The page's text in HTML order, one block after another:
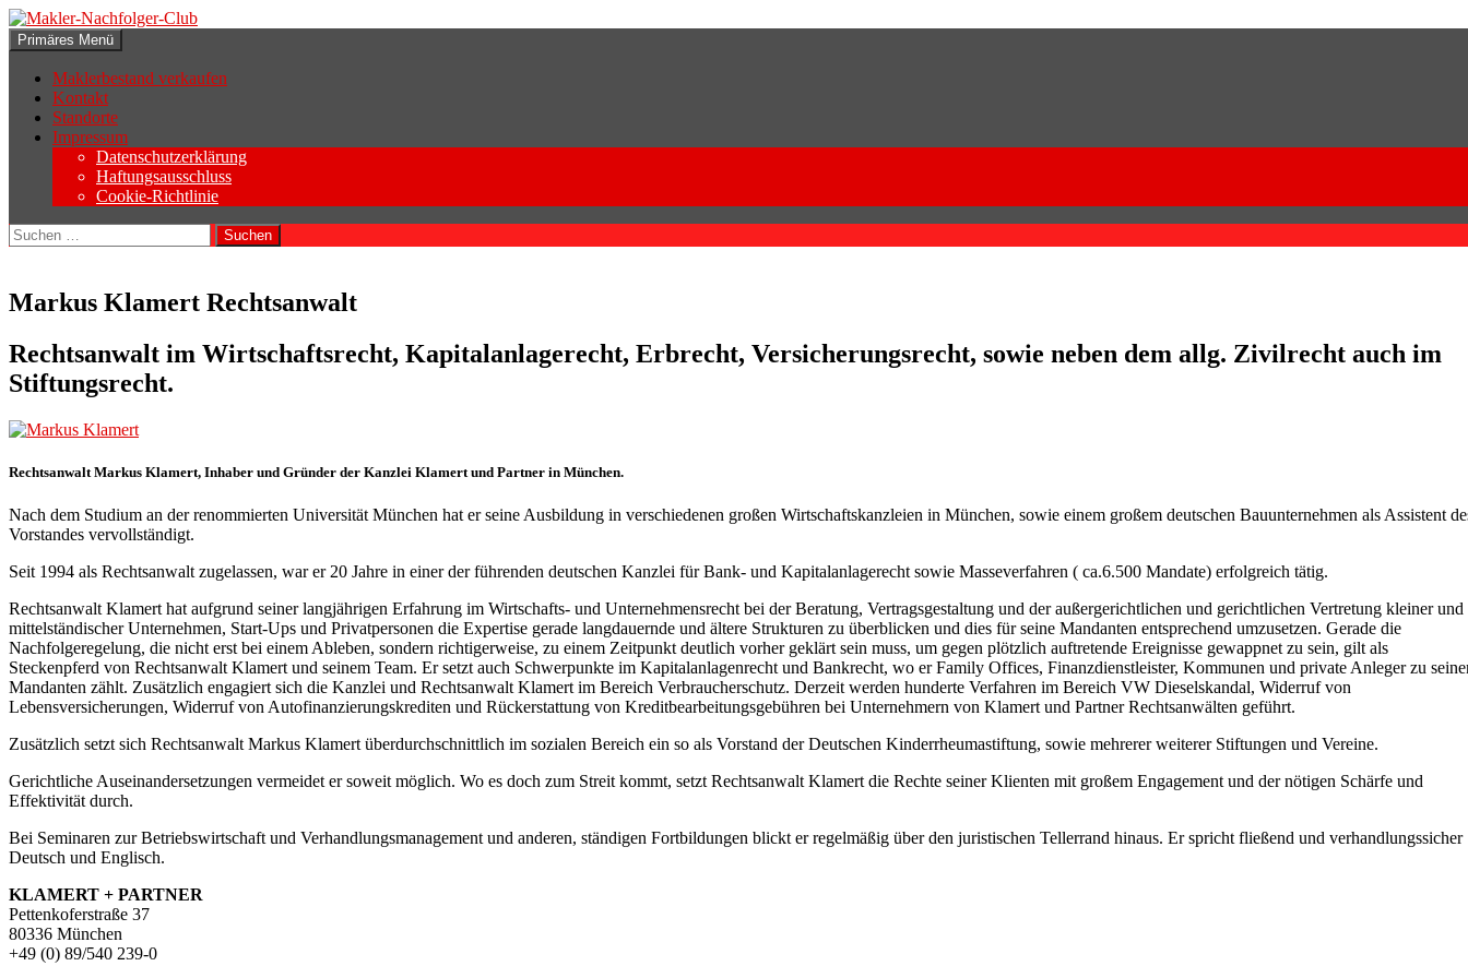
Zum
Inhalt
springen
Makler-Nachfolger-Club
Suchen
Primäres Menü
Maklerbestand verkaufen
Kontakt
Standorte
Impressum
Datenschutzerklärung
Haftungsausschluss
Cookie-Richtlinie
Suchen
nach:
Markus Klamert Rechtsanwalt
Rechtsanwalt im Wirtschaftsrecht, Kapitalanlagerecht, Erbrecht, Versicherungsrecht, sowie neben dem allg. Zivilrecht auch im
Stiftungsrecht.
Rechtsanwalt Markus Klamert, Inhaber und Gründer der Kanzlei Klamert und Partner in München.
Nach dem Studium an der renommierten Universität München hat er seine Ausbildung in verschiedenen großen Wirtschaftskanzleien in München, sowie einem großem deutschen Bauunternehmen als Assistent
Vorstandes vervollständigt.
Seit 1994 als Rechtsanwalt zugelassen, war er 20 Jahre in einer der führenden deutschen Kanzlei für Bank- und Kapitalanlagerecht sowie Masseverfahren ( ca.6.500 Mandate) erfolgreich tätig.
Rechtsanwalt Klamert hat aufgrund seiner langjährigen Erfahrung im Wirtschafts- und Unternehmensrecht bei der Beratung, Vertragsgestaltung und der außergerichtlichen und gerichtlichen Vertretung kleiner und
mittelständischer Unternehmen, Start-Ups und Privatpersonen die Expertise gerade langdauernde und ältere Strukturen zu überblicken und dies für seine Mandanten entsprechend umzusetzen. Gerade die
Nachfolgeregelung, die nicht erst bei einem Ableben, sondern richtigerweise, zu einem Zeitpunkt deutlich vorher geklärt sein muss, um gegen plötzlich auftretende Ereignisse gewappnet zu sein, gilt als
Steckenpferd von Rechtsanwalt Klamert und seinem Team. Er setzt auch Schwerpunkte im Kapitalanlagenrecht und Bankrecht, wo er Family Offices, Finanzdienstleister, Kommunen und private Anleger zu
Mandanten zählt. Zusätzlich engagiert sich die Kanzlei und Rechtsanwalt Klamert im Bereich Verbraucherschutz. Derzeit werden hunderte Verfahren im Bereich VW Dieselskandal, Widerruf von
Lebensversicherungen, Widerruf von Autofinanzierungskrediten und Rückerstattung von Kreditbearbeitungsgebühren bei Unternehmern von Klamert und Partner Rechtsanwälten geführt.
Zusätzlich setzt sich Rechtsanwalt Markus Klamert überdurchschnittlich im sozialen Bereich ein so als Vorstand der Deutschen Kinderrheumastiftung, sowie mehrerer weiterer Stiftungen und Vereine.
Gerichtliche Auseinandersetzungen vermeidet er soweit möglich. Wo es doch zum Streit kommt, setzt Rechtsanwalt Klamert die Rechte seiner Klienten mit großem Engagement und der nötigen Schärfe und
Effektivität durch.
Bei Seminaren zur Betriebswirtschaft und Verhandlungsmanagement und anderen, ständigen Fortbildungen blickt er regelmäßig über den juristischen Tellerrand hinaus. Er spricht fließend und verhandlungssicher
Deutsch und Englisch.
KLAMERT + PARTNER
Pettenkoferstraße 37
80336 München
+49 (0) 89/540 239-0